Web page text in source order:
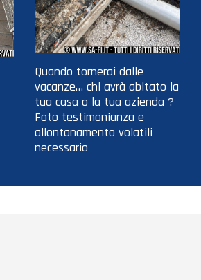
Quando tornerai dalle
vacanze… chi avrà abitato la
tua casa o la tua azienda ?
Foto testimonianza e
allontanamento volatili
necessario